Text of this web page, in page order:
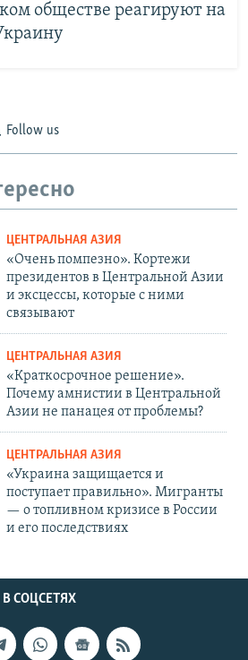
обществе реагируют на
Follow us
ЦЕНТРАЛЬНАЯ АЗИЯ
«Очень помпезно». Кортежи
президентов в Центральной Азии
и эксцессы, которые с ними
связывают
ЦЕНТРАЛЬНАЯ АЗИЯ
«Краткосрочное решение».
Почему амнистии в Центральной
Азии не панацея от проблемы?
ЦЕНТРАЛЬНАЯ АЗИЯ
«Украина защищается и
поступает правильно». Мигранты
— о топливном кризисе в России
и его последствиях
СОЦСЕТЯХ